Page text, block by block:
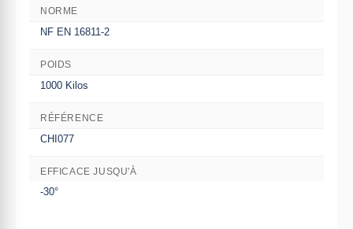
NORME
NF EN 16811-2
POIDS
1000 Kilos
RÉFÉRENCE
CHI077
EFFICACE JUSQU'À
-30°